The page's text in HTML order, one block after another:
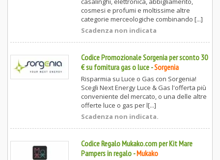
cosmesi e profumi e moltissime altre
categorie merceologiche combinando [...]
Scadenza non indicata
Codice Promozionale Sorgenia per sconto 30
€ su fornitura gas o luce-Sorgenia
Risparmia su Luce o Gas con Sorgenia!
Scegli Next Energy Luce & Gas l'offerta più
conveniente del mercato, o una delle altre
offerte luce o gas per l[...]
Scadenza non indicata.
Codice Regalo Mukako.com per Kit Mare
Pampers in regalo-Mukako